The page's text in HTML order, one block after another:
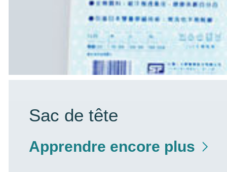
Sac de tête
Apprendre encore plus